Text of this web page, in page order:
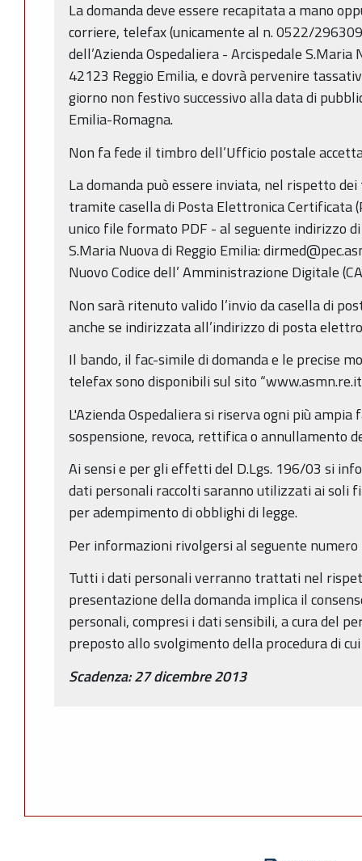
La domanda deve essere recapitata a mano
corriere, telefax (unicamente al n. 0522/
dell’Azienda Ospedaliera - Arcispedale
42123 Reggio Emilia, e dovrà pervenire
giorno non festivo successivo alla data di
Emilia-Romagna.
Non fa fede il timbro dell’Ufficio postale
La domanda può essere inviata, nel rispetto
tramite casella di Posta Elettronica Certificata
unico file formato PDF - al seguente indirizzo di
S.Maria Nuova di Reggio Emilia:
Nuovo Codice dell’ Amministrazione Digitale
Non sarà ritenuto valido l’invio da casella di
anche se indirizzata all’indirizzo di posta
Il bando, il fac-simile di domanda e le precise
telefax sono disponibili sul sito
L'Azienda Ospedaliera si riserva ogni più
sospensione, revoca, rettifica o annullamento
Ai sensi e per gli effetti del D.Lgs. 196/03 si
dati personali raccolti saranno utilizzati ai soli
per adempimento di obblighi di legge.
Per informazioni rivolgersi al seguente
Tutti i dati personali verranno trattati nel
presentazione della domanda implica il
personali, compresi i dati sensibili, a cura del
preposto allo svolgimento della procedura di
Scadenza: 27 dicembre 2013